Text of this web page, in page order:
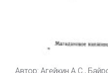
Автор: Агейкин А.С.,